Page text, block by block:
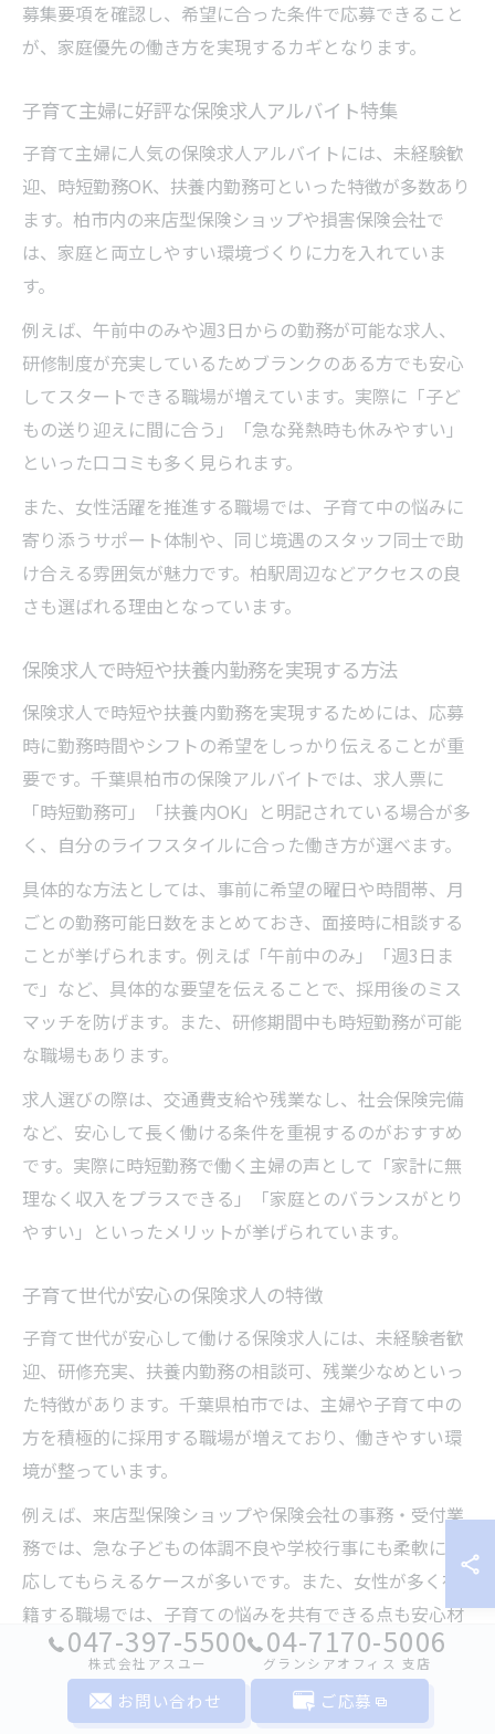
募集要項を確認し、希望に合った条件で応募できること
が、家庭優先の働き方を実現するカギとなります。
子育て主婦に好評な保険求人アルバイト特集
子育て主婦に人気の保険求人アルバイトには、未経験歓
迎、時短勤務OK、扶養内勤務可といった特徴が多数あり
ます。柏市内の来店型保険ショップや損害保険会社で
は、家庭と両立しやすい環境づくりに力を入れていま
す。
例えば、午前中のみや週3日からの勤務が可能な求人、
研修制度が充実しているためブランクのある方でも安心
してスタートできる職場が増えています。実際に「子ど
もの送り迎えに間に合う」「急な発熱時も休みやすい」
といった口コミも多く見られます。
また、女性活躍を推進する職場では、子育て中の悩みに
寄り添うサポート体制や、同じ境遇のスタッフ同士で助
け合える雰囲気が魅力です。柏駅周辺などアクセスの良
さも選ばれる理由となっています。
保険求人で時短や扶養内勤務を実現する方法
保険求人で時短や扶養内勤務を実現するためには、応募
時に勤務時間やシフトの希望をしっかり伝えることが重
要です。千葉県柏市の保険アルバイトでは、求人票に
「時短勤務可」「扶養内OK」と明記されている場合が多
く、自分のライフスタイルに合った働き方が選べます。
具体的な方法としては、事前に希望の曜日や時間帯、月
ごとの勤務可能日数をまとめておき、面接時に相談する
ことが挙げられます。例えば「午前中のみ」「週3日ま
で」など、具体的な要望を伝えることで、採用後のミス
マッチを防げます。また、研修期間中も時短勤務が可能
な職場もあります。
求人選びの際は、交通費支給や残業なし、社会保険完備
など、安心して長く働ける条件を重視するのがおすすめ
です。実際に時短勤務で働く主婦の声として「家計に無
理なく収入をプラスできる」「家庭とのバランスがとり
やすい」といったメリットが挙げられています。
子育て世代が安心の保険求人の特徴
子育て世代が安心して働ける保険求人には、未経験者歓
迎、研修充実、扶養内勤務の相談可、残業少なめといっ
た特徴があります。千葉県柏市では、主婦や子育て中の
方を積極的に採用する職場が増えており、働きやすい環
境が整っています。
例えば、来店型保険ショップや保険会社の事務・受付業
務では、急な子どもの体調不良や学校行事にも柔軟に対
応してもらえるケースが多いです。また、女性が多く在
籍する職場では、子育ての悩みを共有できる点も安心材
料となっています。社会保険完備や交通費支給など、福
利厚生も充実している求人が多いのも特徴です。
応募時には、仕事内容や勤務条件をしっかり確認し、自
047-397-5500
株式会社アスユー
04-7170-5006
グランシアオフィス ⽀店
お問い合わせ ご応募